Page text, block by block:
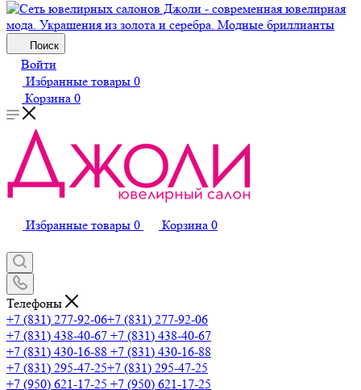
Поиск
Войти
Избранные товары 0
Корзина 0
Избранные товары 0 Корзина 0
Телефоны
+7 (831) 277-92-06+7 (831) 277-92-06
+7 (831) 438-40-67 +7 (831) 438-40-67
+7 (831) 430-16-88 +7 (831) 430-16-88
+7 (831) 295-47-25+7 (831) 295-47-25
+7 (950) 621-17-25 +7 (950) 621-17-25